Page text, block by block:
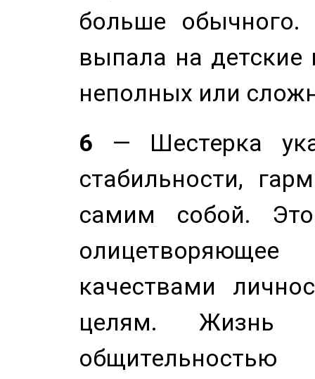
больше
выпала на детские
неполных или
6 — Шестерка
стабильности,
самим собой.
качествами
целям. Жизнь